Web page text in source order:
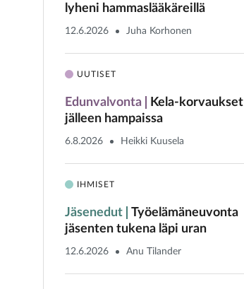
lyheni hammaslääkäreillä
12.6.2026 Juha Korhonen
UUTISET
Edunvalvonta
Kela-korvaukset
jälleen hampaissa
6.8.2026 Heikki Kuusela
IHMISET
Jäsenedut
Työelämäneuvonta
jäsenten tukena läpi uran
12.6.2026 Anu Tilander